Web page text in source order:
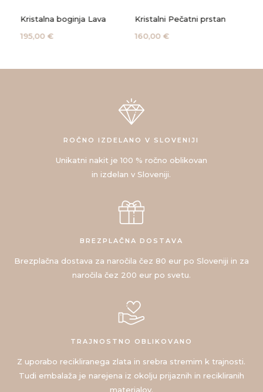
Kristalna boginja Lava
195,00 €
Kristalni Pečatni prstan
160,00 €
ROČNO IZDELANO V SLOVENIJI
Unikatni nakit je 100 % ročno oblikovan
in izdelan v Sloveniji.
BREZPLAČNA DOSTAVA
Brezplačna dostava za naročila čez 80 eur po Sloveniji in za
naročila čez 200 eur po svetu.
TRAJNOSTNO OBLIKOVANO
Z uporabo recikliranega zlata in srebra stremim k trajnosti.
Tudi embalaža je narejena iz okolju prijaznih in recikliranih
materialov.